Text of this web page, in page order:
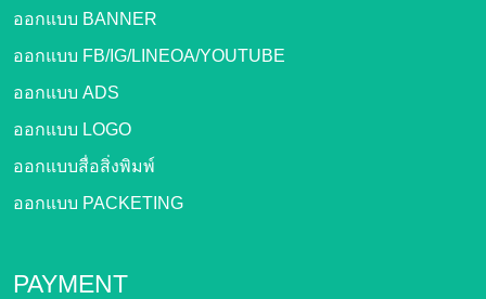
ออกแบบ BANNER
ออกแบบ FB/IG/LINEOA/YOUTUBE
ออกแบบ ADS
ออกแบบ LOGO
ออกแบบสื่อสิ่งพิมพ์
ออกแบบ PACKETING
PAYMENT